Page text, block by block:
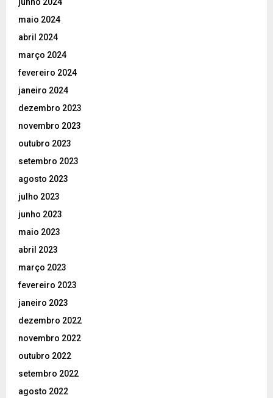
junho 2024
maio 2024
abril 2024
março 2024
fevereiro 2024
janeiro 2024
dezembro 2023
novembro 2023
outubro 2023
setembro 2023
agosto 2023
julho 2023
junho 2023
maio 2023
abril 2023
março 2023
fevereiro 2023
janeiro 2023
dezembro 2022
novembro 2022
outubro 2022
setembro 2022
agosto 2022